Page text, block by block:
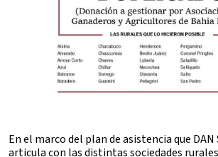
En el marco del plan de asistencia que
articula con las distintas sociedades